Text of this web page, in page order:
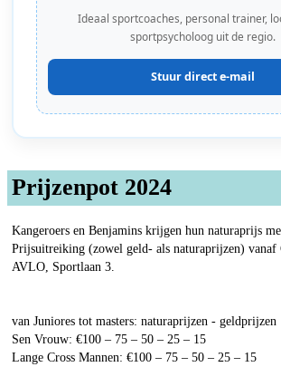
Ideaal sportcoaches, personal trainer,
sportpsycholoog uit de regio.
Stuur direct e-mail
Prijzenpot 2024
Kangeroers en Benjamins krijgen hun naturaprijs
Prijsuitreiking (zowel geld- als naturaprijzen) vanaf
AVLO, Sportlaan 3.
van Juniores tot masters: naturaprijzen - geldprijzen
Sen Vrouw: €100 – 75 – 50 – 25 – 15
Lange Cross Mannen: €100 – 75 – 50 – 25 – 15